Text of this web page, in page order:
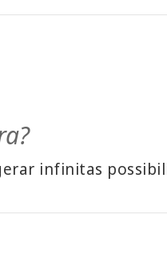
infinitas